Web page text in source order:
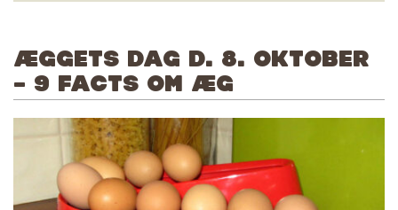
ÆGGETS DAG D. 8. OKTOBER
– 9 FACTS OM ÆG